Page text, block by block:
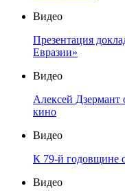
Видео
Презентация
Евразии»
Видео
Алексей Дзермант
кино
Видео
К 79-й годовщине
Видео